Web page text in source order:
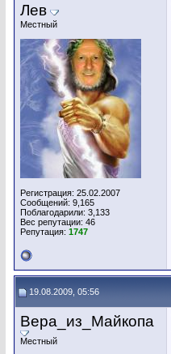
Лев
Местный
Регистрация: 25.02.2007
Сообщений: 9,165
Поблагодарили: 3,133
Вес репутации: 46
Репутация: 1747
19.08.2009, 05:56
Вера_из_Майкопа
Местный